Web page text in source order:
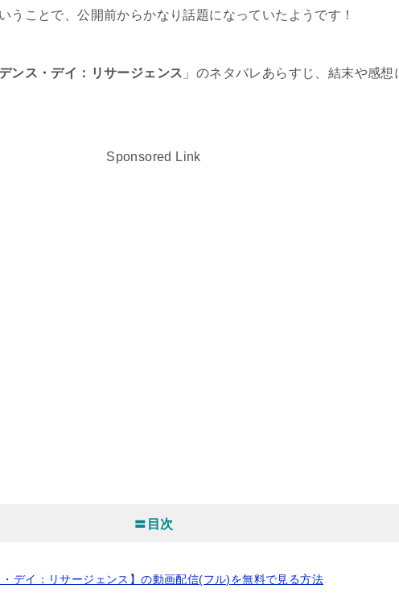
うことで、公開前からかなり話題になっていたようです！
ンス・デイ：リサージェンス 」のネタバレあらすじ、結末や感想
Sponsored Link
〓目次
デイ：リサージェンス】の動画配信(フル)を無料で見る方法